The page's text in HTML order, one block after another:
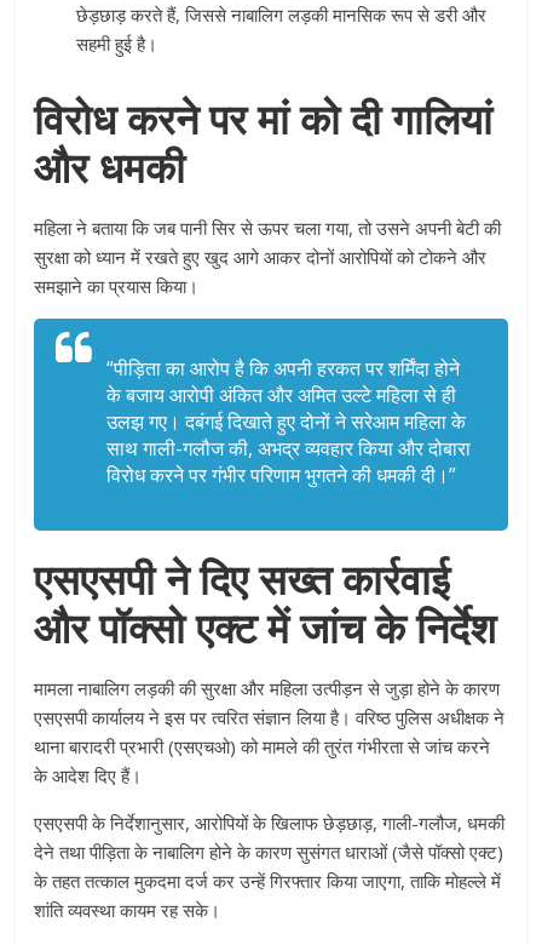
छेड़छाड़ करते हैं, जिससे नाबालिग लड़की मानसिक रूप से डरी और
सहमी हुई है।
विरोध करने पर मां को दी गालियां
और धमकी
महिला ने बताया कि जब पानी सिर से ऊपर चला गया, तो उसने अपनी बेटी की
सुरक्षा को ध्यान में रखते हुए खुद आगे आकर दोनों आरोपियों को टोकने और
समझाने का प्रयास किया।
“पीड़िता का आरोप है कि अपनी हरकत पर शर्मिंदा होने
के बजाय आरोपी अंकित और अमित उल्टे महिला से ही
उलझ गए। दबंगई दिखाते हुए दोनों ने सरेआम महिला के
साथ गाली-गलौज की, अभद्र व्यवहार किया और दोबारा
विरोध करने पर गंभीर परिणाम भुगतने की धमकी दी।”
एसएसपी ने दिए सख्त कार्रवाई
और पॉक्सो एक्ट में जांच के निर्देश
मामला नाबालिग लड़की की सुरक्षा और महिला उत्पीड़न से जुड़ा होने के कारण
एसएसपी कार्यालय ने इस पर त्वरित संज्ञान लिया है। वरिष्ठ पुलिस अधीक्षक ने
थाना बारादरी प्रभारी (एसएचओ) को मामले की तुरंत गंभीरता से जांच करने
के आदेश दिए हैं।
एसएसपी के निर्देशानुसार, आरोपियों के खिलाफ छेड़छाड़, गाली-गलौज, धमकी
देने तथा पीड़िता के नाबालिग होने के कारण सुसंगत धाराओं (जैसे पॉक्सो एक्ट)
के तहत तत्काल मुकदमा दर्ज कर उन्हें गिरफ्तार किया जाएगा, ताकि मोहल्ले में
शांति व्यवस्था कायम रह सके।